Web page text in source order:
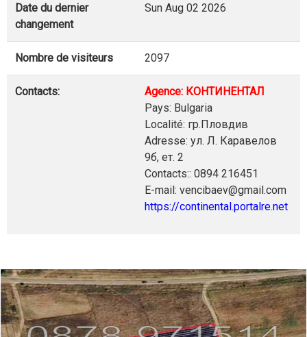
Date du dernier
changement
Sun Aug 02 2026
Nombre de visiteurs 2097
Contacts:
Agence: КОНТИНЕНТАЛ
Pays: Bulgaria
Localité: гр.Пловдив
Adresse: ул. Л. Каравелов
9б, ет. 2
Contacts:: 0894 216451
E-mail: vencibaev@gmail.com
https://continental.portalre.net